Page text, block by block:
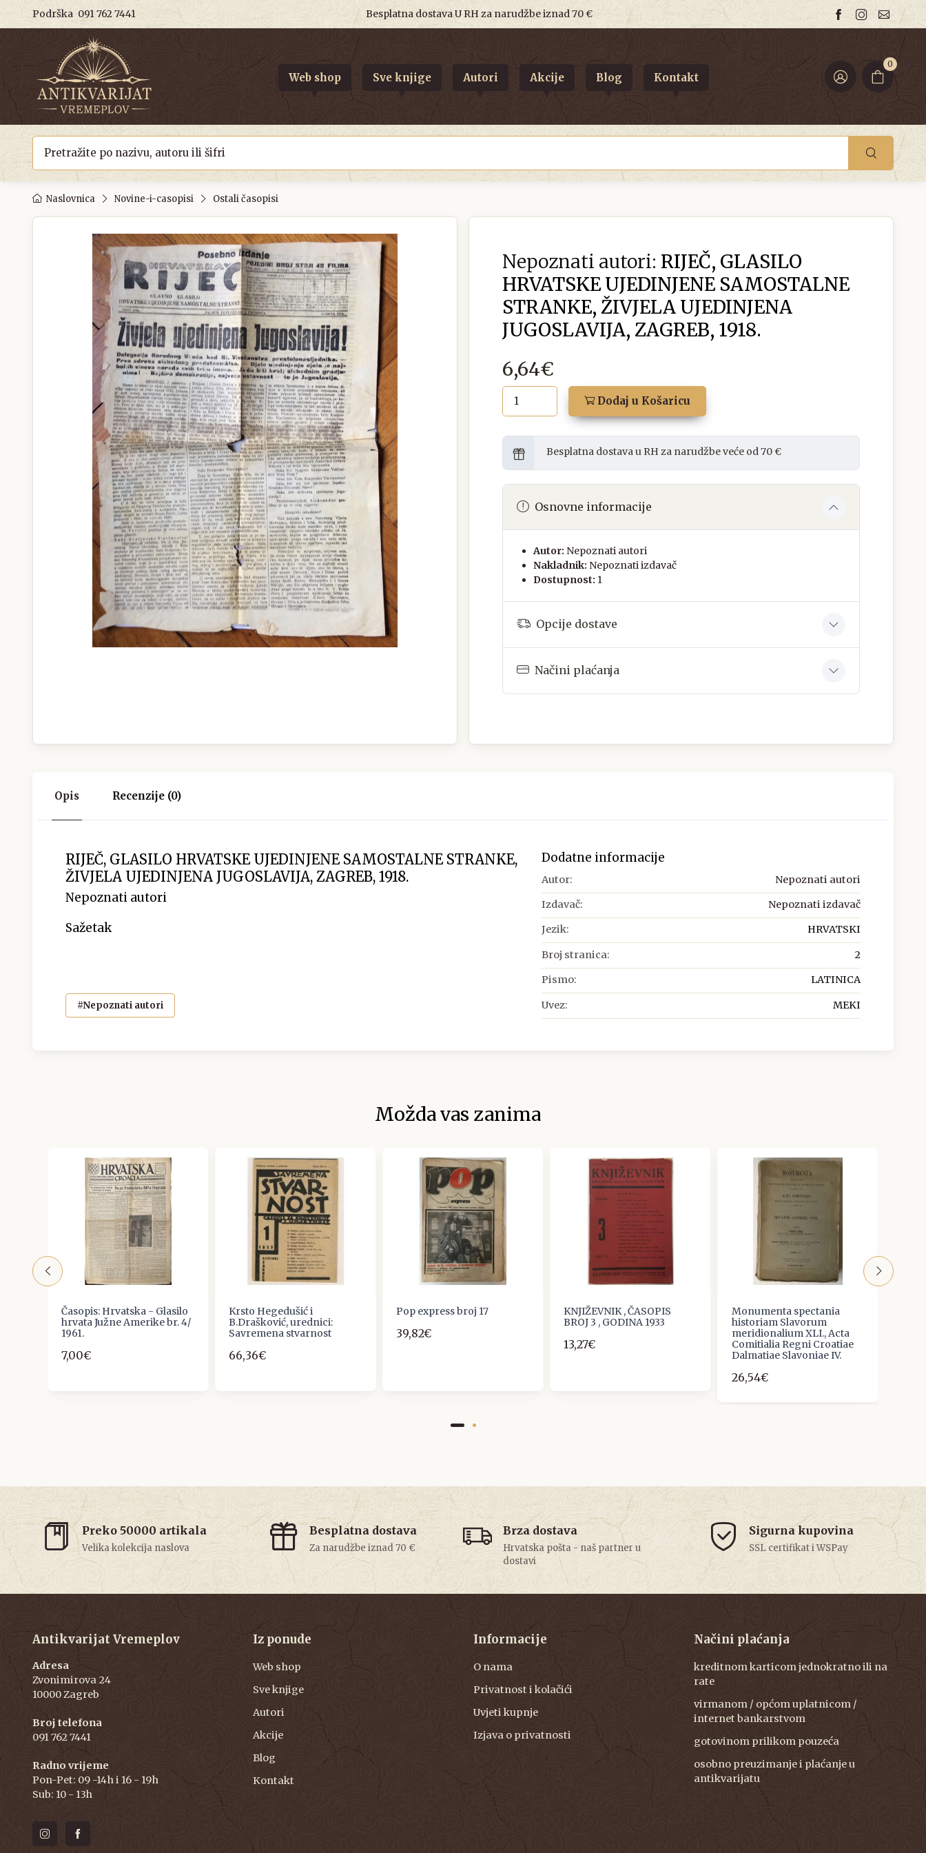
Podrška 091 762 7441 Besplatna dostava U RH za narudžbe iznad 70 €
0
Web shop Sve knjige Autori Akcije Blog Kontakt
Naslovnica Novine-i-casopisi Ostali časopisi
Nepoznati autori: RIJEČ, GLASILO
HRVATSKE UJEDINJENE SAMOSTALNE
STRANKE, ŽIVJELA UJEDINJENA
JUGOSLAVIJA, ZAGREB, 1918.
6,64€
Dodaj u Košaricu
Besplatna dostava u RH za narudžbe veće od 70 €
Osnovne informacije
Autor: Nepoznati autori
Nakladnik: Nepoznati izdavač
Dostupnost: 1
Opcije dostave
Načini plaćanja
Opis Recenzije (0)
RIJEČ, GLASILO HRVATSKE UJEDINJENE SAMOSTALNE STRANKE,
ŽIVJELA UJEDINJENA JUGOSLAVIJA, ZAGREB, 1918.
Nepoznati autori
Sažetak
#Nepoznati autori
Dodatne informacije
Autor: Nepoznati autori
Izdavač: Nepoznati izdavač
Jezik: HRVATSKI
Broj stranica: 2
Pismo: LATINICA
Uvez: MEKI
Možda vas zanima
Časopis: Hrvatska - Glasilo
hrvata Južne Amerike br. 4/
1961.
7,00€
Krsto Hegedušić i
B.Drašković, urednici:
Savremena stvarnost
66,36€
Pop express broj 17
39,82€
KNJIŽEVNIK , ČASOPIS
BROJ 3 , GODINA 1933
13,27€
Monumenta spectania
historiam Slavorum
meridionalium XLI., Acta
Comitialia Regni Croatiae
Dalmatiae Slavoniae IV.
26,54€
Preko 50000 artikala
Velika kolekcija naslova
Besplatna dostava
Za narudžbe iznad 70 €
Brza dostava
Hrvatska pošta - naš partner u
dostavi
Sigurna kupovina
SSL certifikat i WSPay
Antikvarijat Vremeplov
Adresa
Zvonimirova 24
10000 Zagreb
Broj telefona
091 762 7441
Radno vrijeme
Pon-Pet: 09 -14h i 16 - 19h
Sub: 10 - 13h
Iz ponude
Web shop
Sve knjige
Autori
Akcije
Blog
Kontakt
Informacije
O nama
Privatnost i kolačići
Uvjeti kupnje
Izjava o privatnosti
Načini plaćanja
kreditnom karticom jednokratno ili na
rate
virmanom / općom uplatnicom /
internet bankarstvom
gotovinom prilikom pouzeća
osobno preuzimanje i plaćanje u
antikvarijatu